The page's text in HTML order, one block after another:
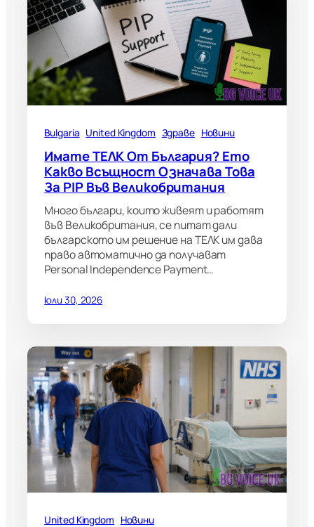
Bulgaria United Kingdom Здраве Новини
Имате ТЕЛК От България? Ето
Какво Всъщност Означава Това
За PIP Във Великобритания
Много българи, които живеят и работят
във Великобритания, се питат дали
българското им решение на ТЕЛК им дава
право автоматично да получават
Personal Independence Payment…
юли 30, 2026
United Kingdom Новини